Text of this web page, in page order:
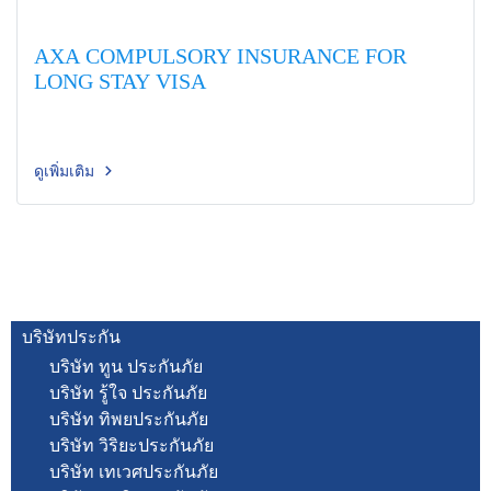
AXA COMPULSORY INSURANCE FOR
LONG STAY VISA
ดูเพิ่มเติม
บริษัทประกัน
บริษัท ทูน ประกันภัย
บริษัท รู้ใจ ประกันภัย
บริษัท ทิพยประกันภัย
บริษัท วิริยะประกันภัย
บริษัท เทเวศประกันภัย